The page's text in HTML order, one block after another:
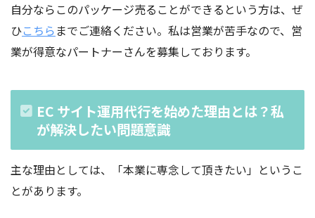
自分ならこのパッケージ売ることができるという方は、ぜ
ひこちら までご連絡ください。私は営業が苦手なので、営
業が得意なパートナーさんを募集しております。
EC サイト運用代行を始めた理由とは？私
が解決したい問題意識
主な理由としては、「本業に専念して頂きたい」というこ
とがあります。